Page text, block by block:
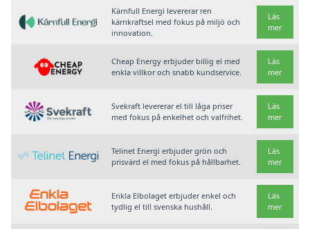
Kärnfull Energi levererar ren
kärnkraftsel med fokus på miljö och
innovation.
Läs
mer
Cheap Energy erbjuder billig el med
enkla villkor och snabb kundservice.
Läs
mer
Svekraft levererar el till låga priser
med fokus på enkelhet och valfrihet.
Läs
mer
Telinet Energi erbjuder grön och
prisvärd el med fokus på hållbarhet.
Läs
mer
Enkla Elbolaget erbjuder enkel och
tydlig el till svenska hushåll.
Läs
mer